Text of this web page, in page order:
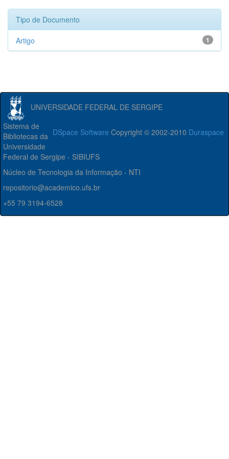
Tipo de Documento
1
Artigo
UNIVERSIDADE FEDERAL DE SERGIPE
DSpace Software Copyright © 2002-2010 Duraspace
Sistema de
Bibliotecas da
Universidade
Federal de Sergipe - SIBIUFS
Núcleo de Tecnologia da Informação - NTI
repositorio@academico.ufs.br
+55 79 3194-6528